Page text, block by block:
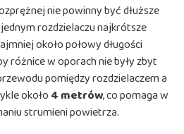
nie powinny być dłuższe
jednym rozdzielaczu najkrótsze
około połowy długości
różnice w oporach nie były zbyt
pomiędzy rozdzielaczem a
około 4 metrów, co pomaga w
strumieni powietrza.